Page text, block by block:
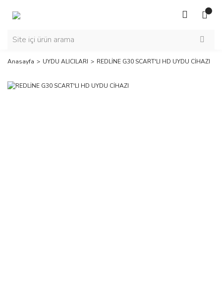
Anasayfa UYDU ALICILARI REDLİNE G30 SCART'LI HD UYDU CİHAZI